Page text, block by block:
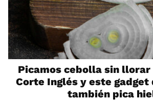
Picamos cebolla sin llorar
Corte Inglés y este gadget
también pica